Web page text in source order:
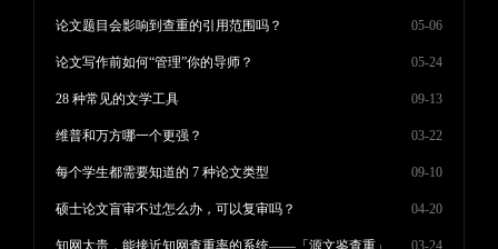
论文题目会影响到查重的引用范围吗？ 05-06
论文写作前如何“管理”你的导师？ 05-24
28 种常见的文学工具 09-13
维普和万方哪一个更强？ 03-22
每个学生都需要知道的 7 种论文类型 09-10
硕士论文盲审不过怎么办，可以复审吗？ 04-20
知网太贵，能接近知网查重率的系统——「源文鉴查重」 03-24